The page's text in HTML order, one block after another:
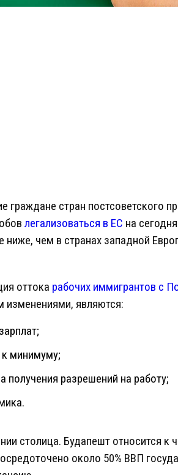
стран постсоветского
легализоваться в ЕС на
ниже, чем в странах западной
оттока рабочих иммигрантов с
являются:
минимуму;
разрешений на работу;
столица. Будапешт относится к
около 50% ВВП